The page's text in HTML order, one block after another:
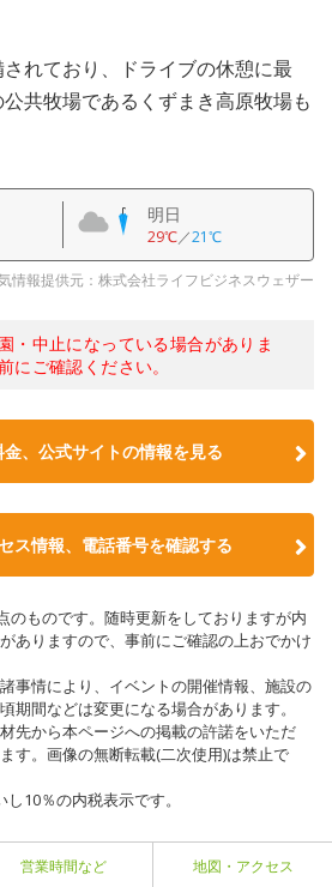
れており、ドライブの休憩に最
共牧場であるくずまき高原牧場も
明日
29℃／21℃
情報提供元：株式会社ライフビジネスウェザー
・中止になっている場合がありま
にご確認ください。
、公式サイトの情報を見る
ス情報、電話番号を確認する
のものです。随時更新をしておりますが内
ありますので、事前にご確認の上おでかけ
事情により、イベントの開催情報、施設の
期間などは変更になる場合があります。
先から本ページへの掲載の許諾をいただ
す。画像の無断転載(二次使用)は禁止で
10％の内税表示です。
営業時間など 地図・アクセス